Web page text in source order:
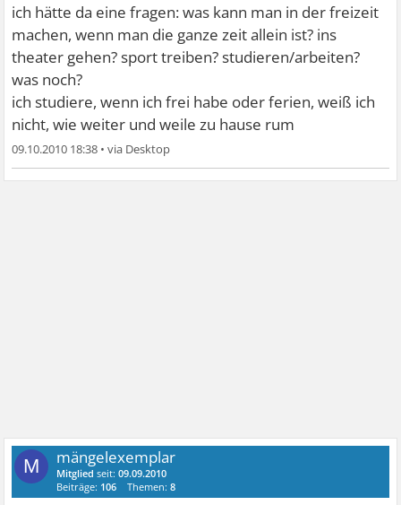
ich hätte da eine fragen: was kann man in der freizeit
machen, wenn man die ganze zeit allein ist? ins
theater gehen? sport treiben? studieren/arbeiten?
was noch?
ich studiere, wenn ich frei habe oder ferien, weiß ich
nicht, wie weiter und weile zu hause rum
09.10.2010 18:38 •
M mängelexemplar
Mitglied seit:09.09.2010
Beiträge: 106 Themen:8